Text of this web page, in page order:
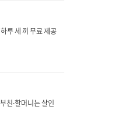
루 세 끼 무료 제공
친·할머니는 살인